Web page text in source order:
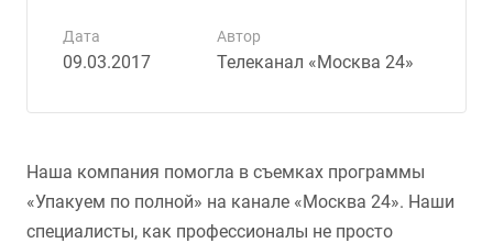
Дата
09.03.2017
Автор
Телеканал «Москва 24»
Наша компания помогла в съемках программы
«Упакуем по полной» на канале «Москва 24». Наши
специалисты, как профессионалы не просто